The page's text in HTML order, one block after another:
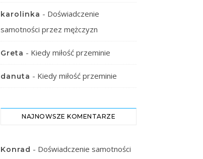
karolinka - Doświadczenie
samotności przez mężczyzn
Greta - Kiedy miłość przeminie
danuta - Kiedy miłość przeminie
NAJNOWSZE KOMENTARZE
Konrad - Doświadczenie samotności